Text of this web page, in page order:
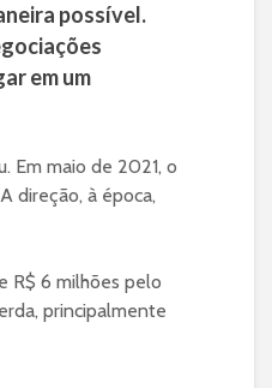
possível.
em um
Em maio de 2021, o
direção, à época,
R$ 6 milhões pelo
principalmente